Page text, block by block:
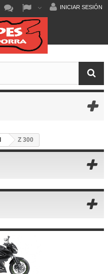
INICIAR SESIÓN
Z 300